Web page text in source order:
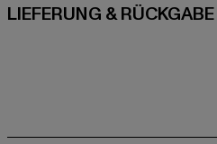
LIEFERUNG & RÜCKGABE